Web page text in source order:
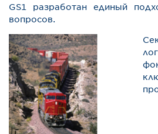
GS1 разработан единый
вопросов.